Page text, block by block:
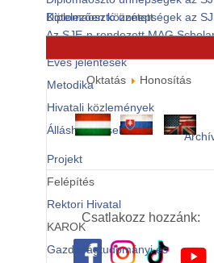
Kötelezően közzétett
dokumentumok
Éves jelentések
Metodika
Hivatali közlemények
Álláshirdetések
Projekt
Felépítés
Rektori Hivatal
KAROK
Gazdaságtudományi és
Diplomaosztó ünnepségek az
Az SJE-n rendezett MAG
Oktatás Honosítás
Csatlakozz hozzánk: